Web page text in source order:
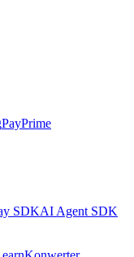
PayPrime
SDKAI Agent SDK